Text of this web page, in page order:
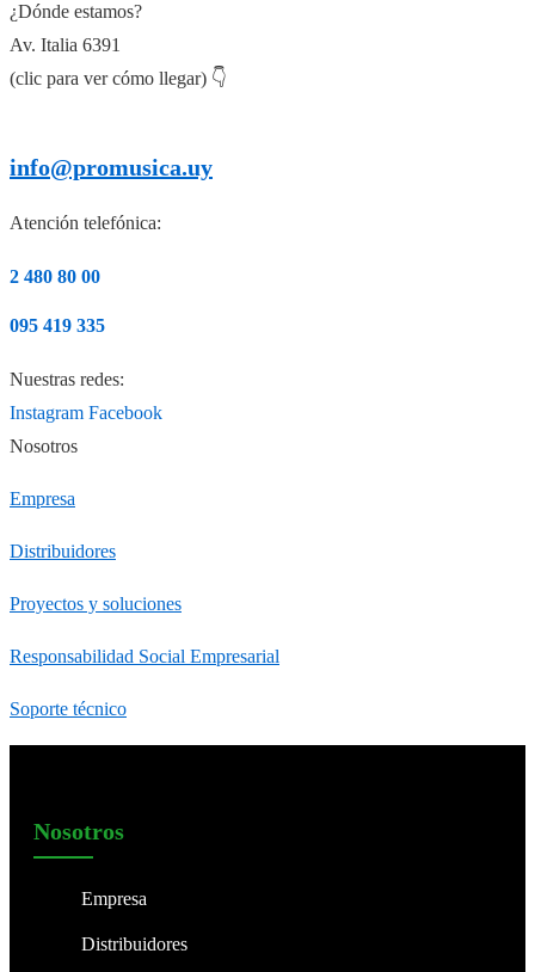
¿Dónde estamos?
Av. Italia 6391
(clic para ver cómo llegar) 👇
info@promusica.uy
Atención telefónica:
2 480 80 00
095 419 335
Nuestras redes:
Instagram Facebook
Nosotros
Empresa
Distribuidores
Proyectos y soluciones
Responsabilidad Social Empresarial
Soporte técnico
Nosotros
Empresa
Distribuidores